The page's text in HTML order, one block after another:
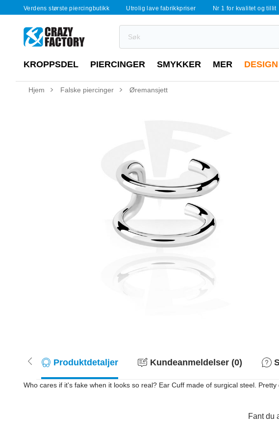
Verdens største piercingbutikk Utrolig lave fabrikkpriser Nr 1 for kvalitet og tillit
KROPPSDEL PIERCINGER SMYKKER MER
Hjem Falske piercinger Øremansjett
Produktdetaljer Kundeanmeldelser (0)
Who cares if it's fake when it looks so real? Ear Cuff made of surgical steel. Pretty
Fant du